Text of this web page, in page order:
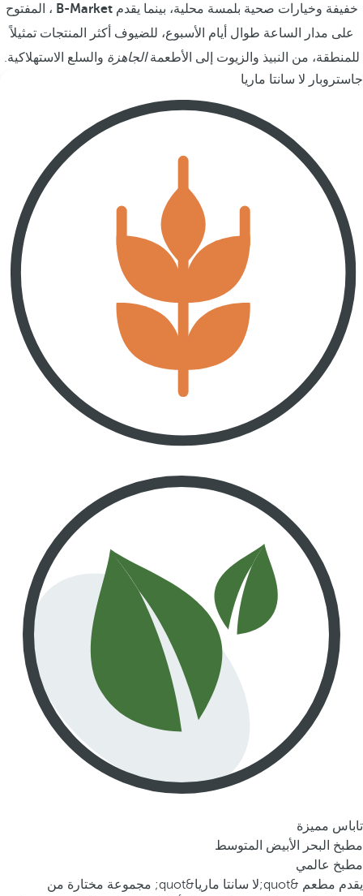
خفيفة وخيارات صحية بلمسة محلية، بينما يقدمB-Market ، المفتوح
على مدار الساعة طوال أيام الأسبوع، للضيوف أكثر المنتجات تمثيلاً
للمنطقة، من النبيذ والزيوت إلى الأطعمةالجاهزة والسلع الاستهلاكية.
جاستروبار لا سانتا ماريا
تاباس مميزة
مطبخ البحر الأبيض المتوسط
مطبخ عالمي
يقدم مطعم &quot;لا سانتا ماريا&quot; مجموعة مختارة من